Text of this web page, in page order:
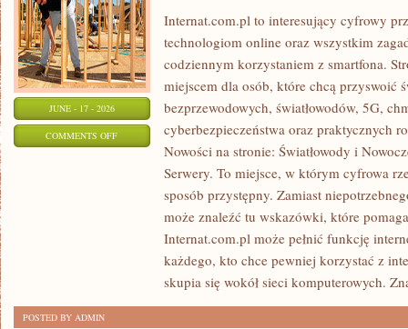
JUNE - 17 - 2026
COMMENTS OFFON
SATELITARNY
Internat.com.pl to interesujący cyfrowy
technologiom online oraz wszystkim
codziennym korzystaniem z smartfona.
miejscem dla osób, które chcą przyswoić
bezprzewodowych, światłowodów, 5G,
cyberbezpieczeństwa oraz praktycznych
Nowości na stronie: Światłowody i
Serwery. To miejsce, w którym cyfrowa
sposób przystępny. Zamiast
może znaleźć tu wskazówki, które
Internat.com.pl może pełnić funkcję
każdego, kto chce pewniej korzystać z
skupia się wokół sieci komputerowych.
POSTED BY ADMIN